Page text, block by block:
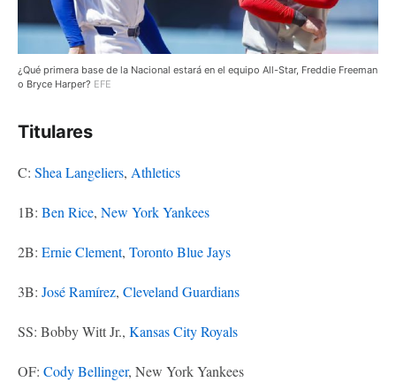
¿Qué primera base de la Nacional estará en el equipo All-Star, Freddie Freeman
o Bryce Harper? EFE
Titulares
C: Shea Langeliers, Athletics
1B: Ben Rice, New York Yankees
2B: Ernie Clement, Toronto Blue Jays
3B: José Ramírez, Cleveland Guardians
SS: Bobby Witt Jr., Kansas City Royals
OF: Cody Bellinger, New York Yankees